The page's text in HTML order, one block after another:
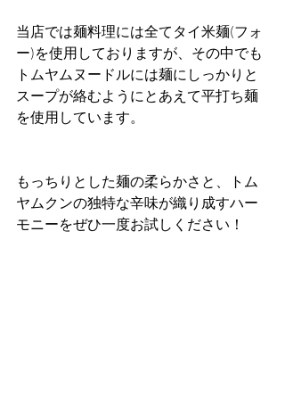
当店では麺料理には全てタイ米麺(フォ
ー)を使用しておりますが、その中でも
トムヤムヌードルには麺にしっかりと
スープが絡むようにとあえて平打ち麺
を使用しています。
もっちりとした麺の柔らかさと、トム
ヤムクンの独特な辛味が織り成すハー
モニーをぜひ一度お試しください！